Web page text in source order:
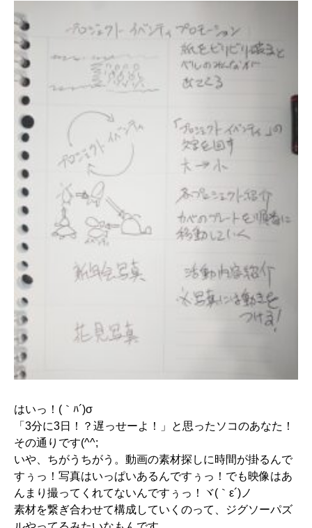
はいっ！(｀ﾊ´)σ
「3分に3日！？遅っせーよ！」と思ったソコのあなた！
その通りです(^^;
いや、ちがうちがう。動画の素材探しに時間が掛るんで
すぅっ！写真はいっぱいあるんですぅっ！でも映像はあ
んまり撮ってくれてないんですぅっ！ヾ(｀ε´)ノ
素材を繋ぎ合わせて構成していくのって、ジグソーパズ